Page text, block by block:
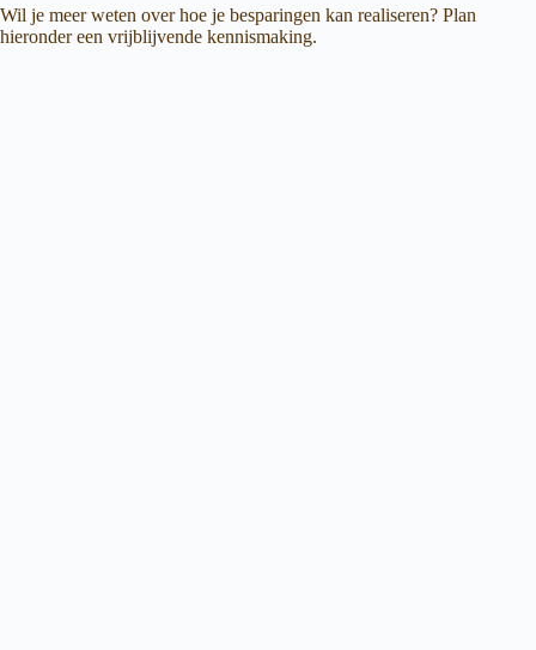
Wil je meer weten over hoe je besparingen kan realiseren? Plan
hieronder een vrijblijvende kennismaking.